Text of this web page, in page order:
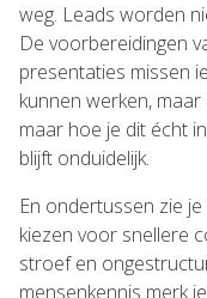
weg. Leads worden
De voorbereidingen
presentaties missen
kunnen werken, maar
maar hoe je dit écht
blijft onduidelijk.
En ondertussen zie
kiezen voor snellere
stroef en
mensenkennis merk